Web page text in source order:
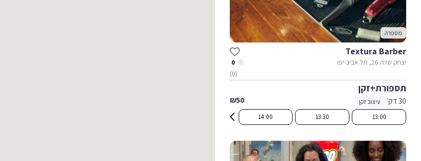
מספרה
Textura Barber
יצחק שדה 26, תל אביב-יפו
0
(0)
תספורת+זקן
30 דק׳ עיצוב זקן ₪50
13:00
13:30
14:00